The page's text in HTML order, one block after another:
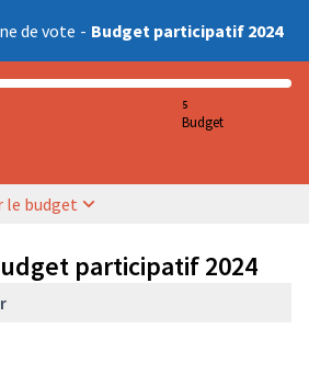
de vote - Budget participatif 2024
5
Budget
le budget
participatif 2024